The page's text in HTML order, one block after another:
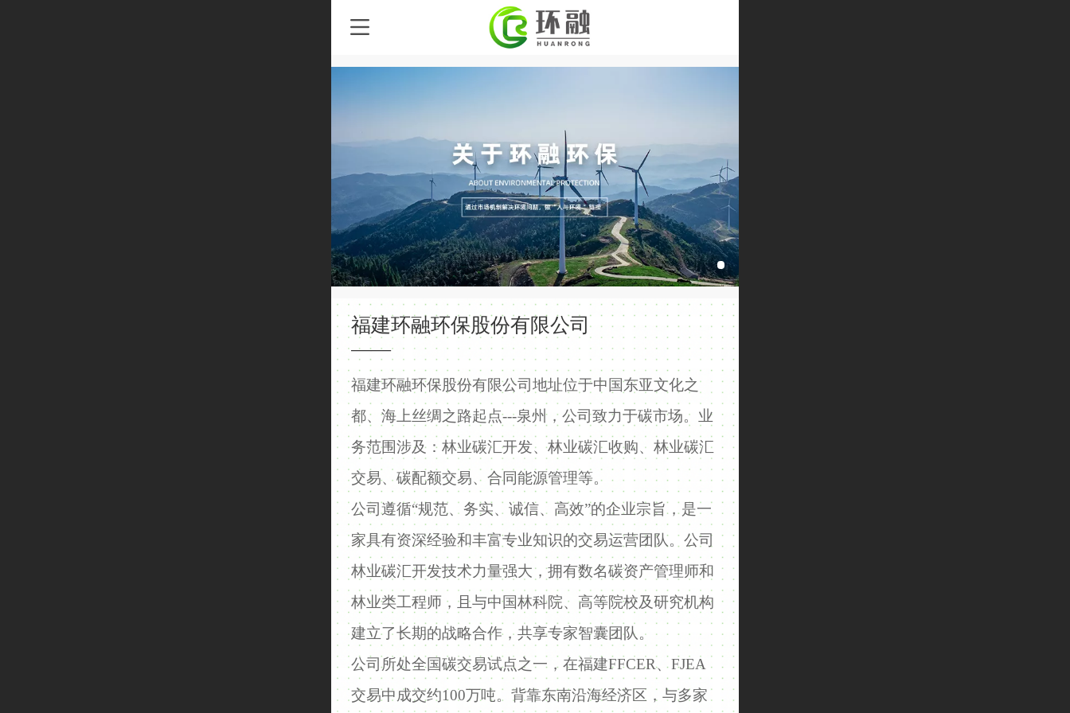
福建环融环保股份有限公司
——
福建环融环保股份有限公司地址位于中国东亚文化之
都、海上丝绸之路起点---泉州，公司致力于碳市场。业
务范围涉及：林业碳汇开发、林业碳汇收购、林业碳汇
交易、碳配额交易、合同能源管理等。
公司遵循“规范、务实、诚信、高效”的企业宗旨，是一
家具有资深经验和丰富专业知识的交易运营团队。公司
林业碳汇开发技术力量强大，拥有数名碳资产管理师和
林业类工程师，且与中国林科院、高等院校及研究机构
建立了长期的战略合作，共享专家智囊团队。
公司所处全国碳交易试点之一，在福建FFCER、FJEA
交易中成交约100万吨。背靠东南沿海经济区，与多家